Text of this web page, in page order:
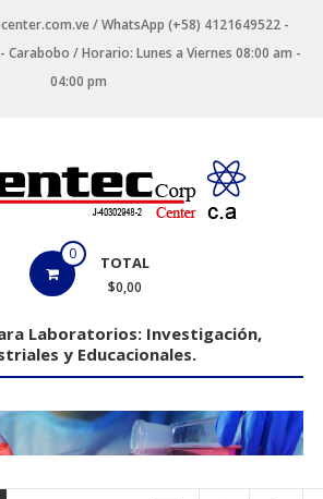
/ WhatsApp (+58) 4121649522 -
Carabobo / Horario: Lunes a Viernes 08:00 am -
04:00 pm
0 TOTAL
$0,00
Laboratorios: Investigación,
y Educacionales.